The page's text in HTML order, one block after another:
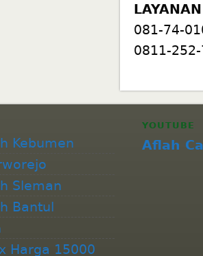
081-74-
0811-
Kebumen
Sleman
Bantul
Harga 15000
YOUTUBE
Aflah